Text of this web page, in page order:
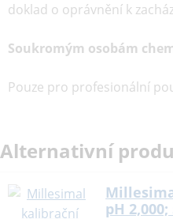
doklad o oprávnění k
Soukromým osobám
Pouze pro profesionální
Alternativní
pH